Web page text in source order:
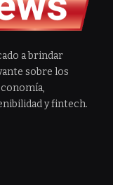
a brindar
sobre los
y fintech.